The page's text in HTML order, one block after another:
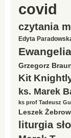
covid
czytania
Edyta
Ewangelia
Grzegorz
Kit
ks. Marek
ks prof Tadeusz
Leszek
liturgia